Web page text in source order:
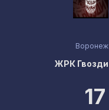
Воронеж
ЖРК Гвозди
17